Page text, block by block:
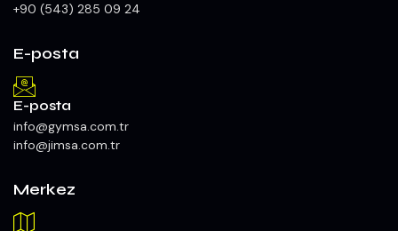
+90 (543) 285 09 24
E-posta
E-posta
info@gymsa.com.tr
info@jimsa.com.tr
Merkez